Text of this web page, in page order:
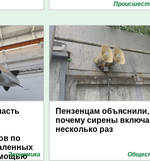
по
Экономика
Пензенцам объяснили,
почему сирены
несколько раз